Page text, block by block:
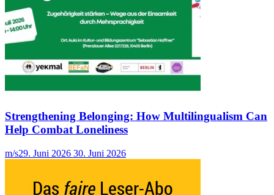
Strengthening Belonging: How Multilingualism Can
Help Combat Loneliness
m/s29. Juni 2026 30. Juni 2026